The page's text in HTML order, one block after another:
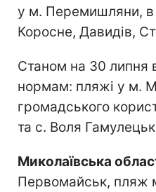
у м. Перемишляни, в
Коросне, Давидів,
Станом на 30 липня
нормам: пляжі у м.
громадського
та с. Воля
Миколаївська
Первомайськ, пляж